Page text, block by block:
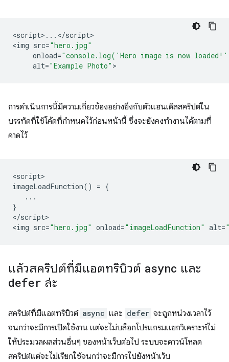
<script> ... </script>
<img src="hero.jpg"
onload="console.log('Hero image is now
alt="Example Photo"
การดำเนินการนี้มีความเกี่ยวข้องอย่างยิ่งกับตัวแฮนเดิลสคริปต์ใน
บรรทัดที่ใช้โค้ดที่กำหนดไว้ก่อนหน้านี้ ซึ่งจะยังคงทำงานได้ตามที่
คาดไว้
<script
imageLoadFunction() = {
...
}
</script>
<img src="hero.jpg" onload="imageLoadFunction" alt=
แล้วสคริปต์ที่มีแอตทริบิวต์ async และ
defer ล่ะ
สคริปต์ที่มีแอตทริบิวต์ async และ defer จะถูกหน่วงเวลาไว้
จนกว่าจะมีการเปิดใช้งาน แต่จะไม่บล็อกโปรแกรมแยกวิเคราะห์ไม่
ให้ประมวลผลส่วนอื่นๆ ของหน้าเว็บต่อไป ระบบจะดาวน์โหลด
สคริปต์แต่จะไม่เรียกใช้จนกว่าจะมีการไปยังหน้าเว็บ